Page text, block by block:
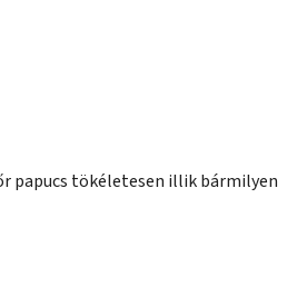
papucs tökéletesen illik bármilyen